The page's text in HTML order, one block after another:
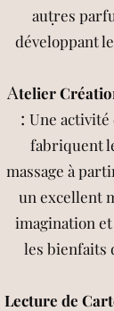
autres
développant
Atelier
: Une activité
fabriquent
massage à
un excellent
imagination
les bienfaits
Lecture de
.